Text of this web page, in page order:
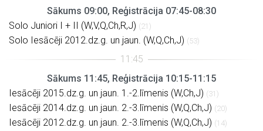
Sākums 09:00, Reģistrācija 07:45-08:30
Solo Juniori I + II (W,V,Q,Ch,R,J) (21)
Solo Iesācēji 2012.dz.g. un jaun. (W,Q,Ch,J) (53)
Sākums 11:45, Reģistrācija 10:15-11:15
Iesācēji 2015.dz.g. un jaun. 1.-2.līmenis (W,Ch,J) (31)
Iesācēji 2014.dz.g. un jaun. 2.-3.līmenis (W,Q,Ch,J) (20)
Iesācēji 2012.dz.g. un jaun. 2.-3.līmenis (W,Q,Ch,J) (14)